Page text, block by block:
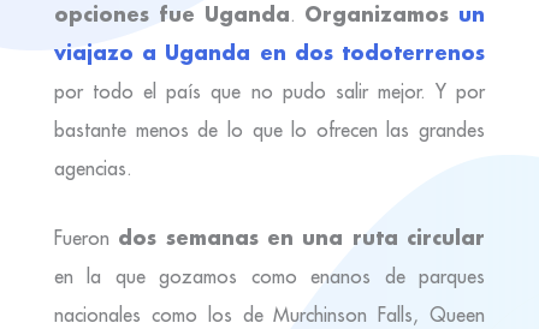
opciones fue Uganda. Organizamos un
viajazo a Uganda en dos todoterrenos
por todo el país que no pudo salir mejor. Y por
bastante menos de lo que lo ofrecen las grandes
agencias.
Fueron dos semanas en una ruta circular
en la que gozamos como enanos de parques
nacionales como los de Murchinson Falls, Queen